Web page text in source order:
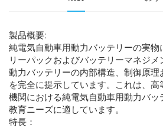
製品概要:
純電気自動車用動力バッテリーの実物
リーパックおよびバッテリーマネジメ
動力バッテリーの内部構造、制御原理
を完全に提示しています。これは、
機関における純電気自動車用動力バッ
教育ニーズに適しています。
特長：